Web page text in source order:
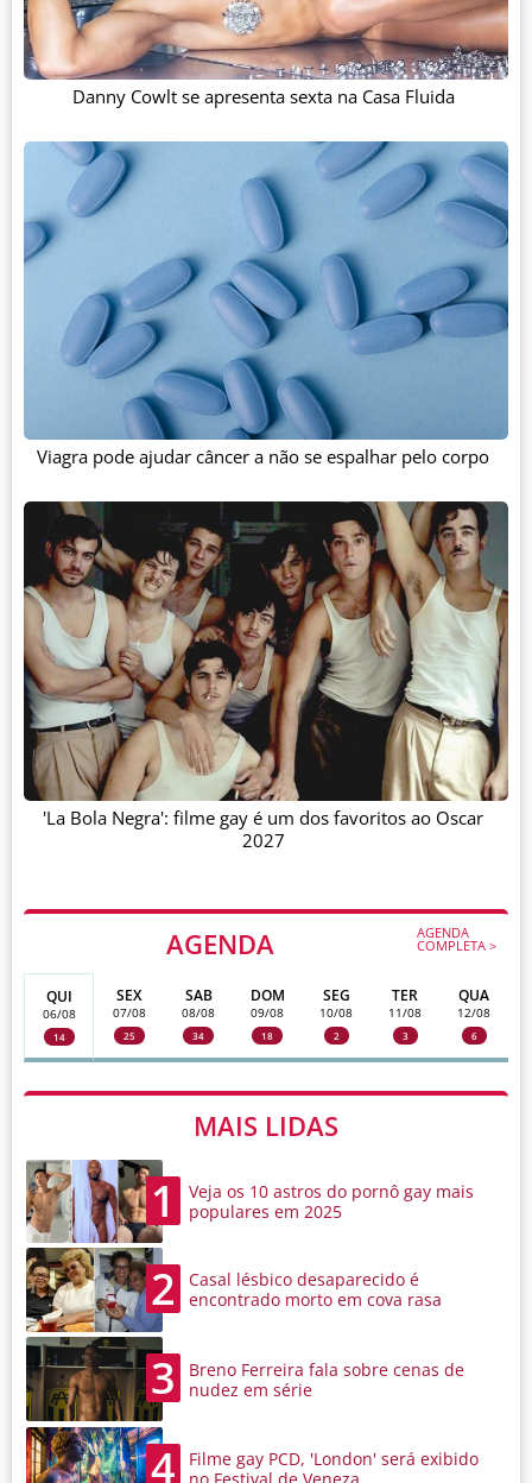
AGENDA AGENDA
COMPLETA >
QUI
06/08
14
SEX
07/08
25
SAB
08/08
34
DOM
09/08
18
SEG
10/08
2
TER
11/08
3
QUA
12/08
6
MAIS LIDAS
1
Veja os 10 astros do pornô gay mais
populares em 2025
2
Casal lésbico desaparecido é
encontrado morto em cova rasa
3
Breno Ferreira fala sobre cenas de
nudez em série
4
Filme gay PCD, 'London' será exibido
no Festival de Veneza
Danny Cowlt se apresenta sexta na Casa Fluida
Viagra pode ajudar câncer a não se espalhar pelo corpo
'La Bola Negra': filme gay é um dos favoritos ao Oscar
2027